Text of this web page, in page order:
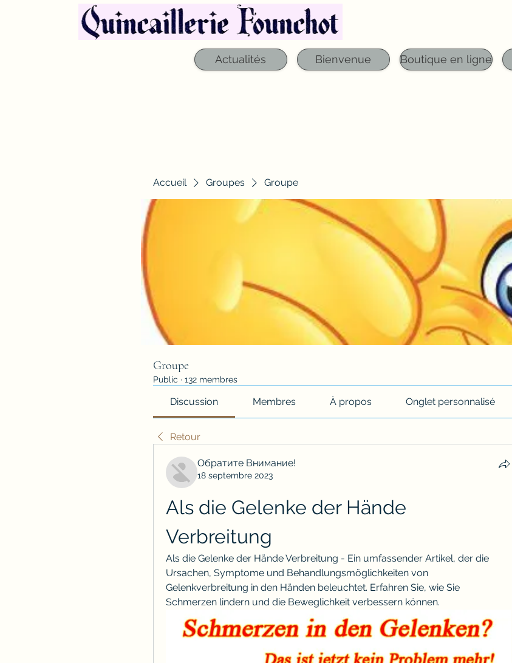
Actualités Bienvenue Boutique en ligne
Accueil Groupes Groupe
Groupe
Public · 132 membres
Discussion Membres À propos Onglet personnalisé
Retour
Обратите Внимание!
18 septembre 2023
Als die Gelenke der Hände
Verbreitung
Als die Gelenke der Hände Verbreitung - Ein umfassender Artikel, der die
Ursachen, Symptome und Behandlungsmöglichkeiten von
Gelenkverbreitung in den Händen beleuchtet. Erfahren Sie, wie Sie
Schmerzen lindern und die Beweglichkeit verbessern können.